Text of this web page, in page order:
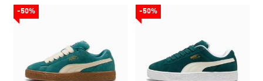
-50% -50%